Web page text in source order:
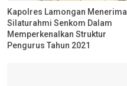
Kapolres Lamongan Menerima
Silaturahmi Senkom Dalam
Memperkenalkan Struktur
Pengurus Tahun 2021